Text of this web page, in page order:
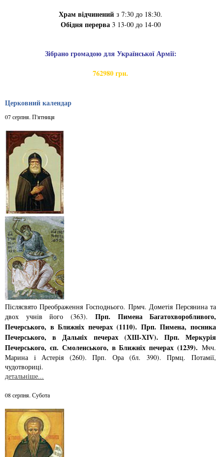
Храм відчинений з 7:30 до 18:30.
Обідня перерва3 13-00 до 14-00
Зібрано громадою для Української Армії:
762980 грн.
Церковний календар
07 серпня. П'ятниця
Післясвято Преображення Господнього. Прмч. Дометiя Персянина та
двох учнiв його (363). Прп. Пимена Багатохворобливого,
Печерського, в Ближнiх печерах (1110). Прп. Пимена, посника
Печерського, в Дальнiх печерах (ХІІІ-ХІV). Прп. Меркурiя
Печерського, єп. Смоленського, в Ближнiх печерах (1239). Мчч.
Марина i Астерiя (260). Прп. Ора (бл. 390). Прмц. Потамiї,
чудотворицi.
детальніше...
08 серпня. Субота